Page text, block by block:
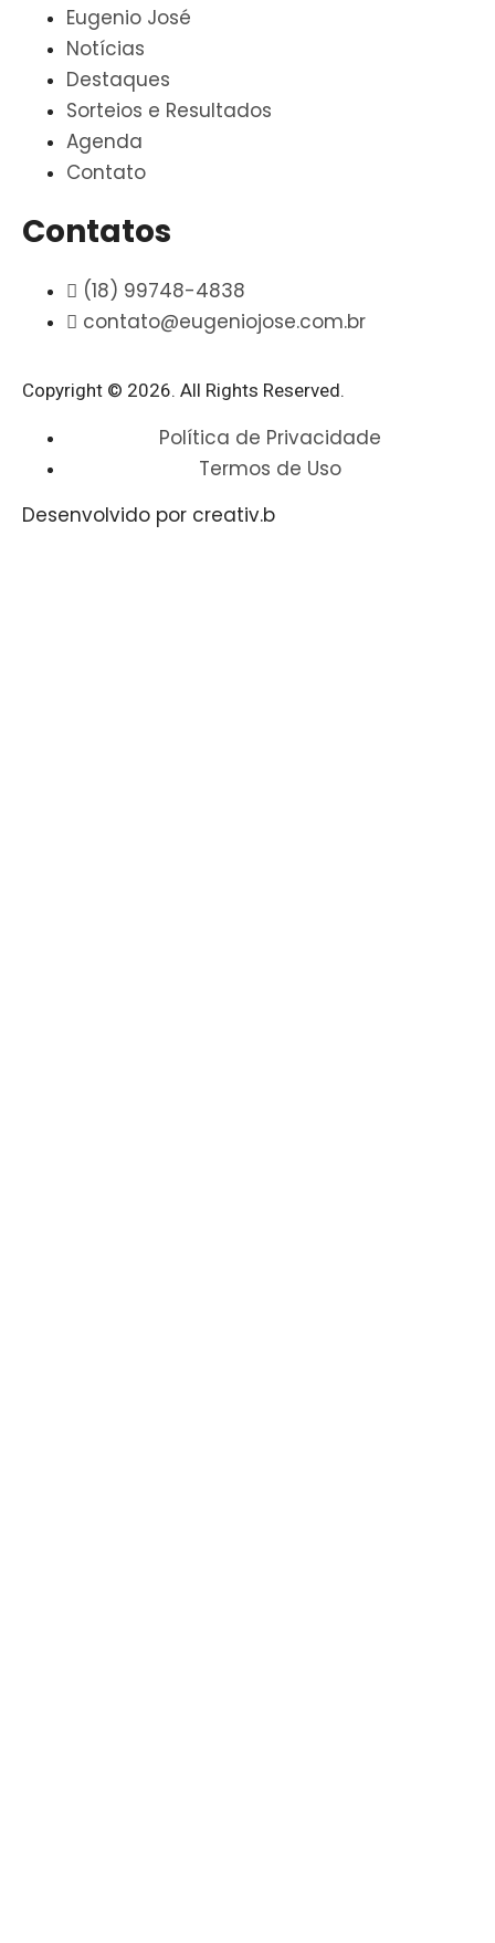
Eugenio José
Notícias
Destaques
Sorteios e Resultados
Agenda
Contato
Contatos
(18) 99748-4838
contato@eugeniojose.com.br
Copyright © 2026. All Rights Reserved.​
Política de Privacidade
Termos de Uso
Desenvolvido por creativ.b​​